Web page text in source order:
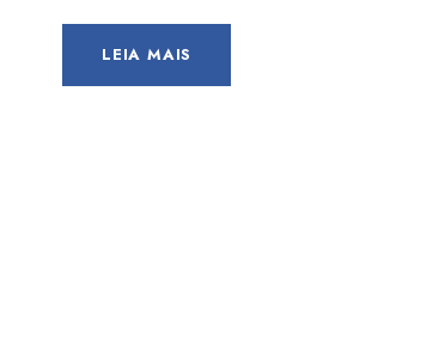
LEIA MAIS